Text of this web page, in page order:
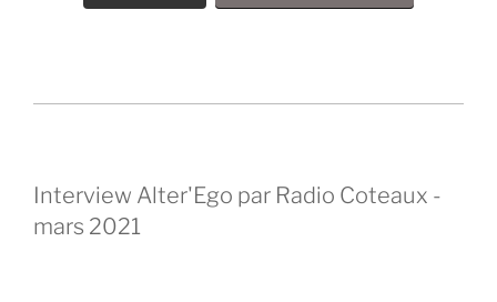
Interview Alter'Ego par Radio Coteaux -
mars 2021